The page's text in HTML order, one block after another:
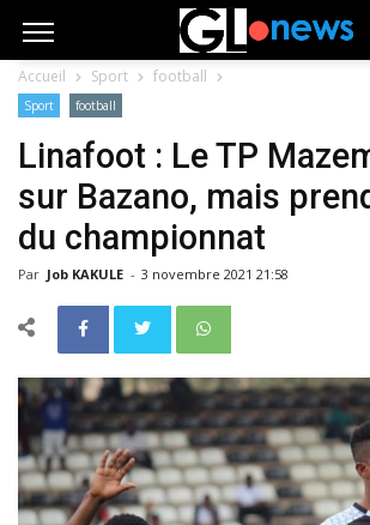
Accueil Sport football
Sport football
Linafoot : Le TP
sur Bazano, mais
du championnat
Par Job KAKULE - 3 novembre 2021 21:58